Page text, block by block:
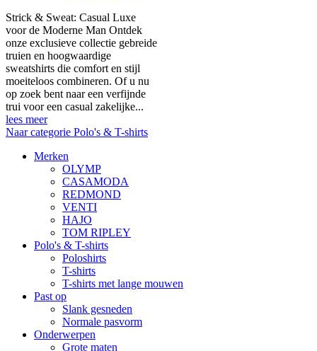
Strick & Sweat: Casual Luxe
voor de Moderne Man Ontdek
onze exclusieve collectie gebreide
truien en hoogwaardige
sweatshirts die comfort en stijl
moeiteloos combineren. Of u nu
op zoek bent naar een verfijnde
trui voor een casual zakelijke...
lees meer
Naar categorie Polo's & T-shirts
Merken
OLYMP
CASAMODA
REDMOND
VENTI
HAJO
TOM RIPLEY
Polo's & T-shirts
Poloshirts
T-shirts
T-shirts met lange mouwen
Past op
Slank gesneden
Normale pasvorm
Onderwerpen
Grote maten